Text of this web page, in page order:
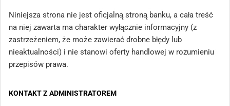
Niniejsza strona nie jest oficjalną stroną banku, a cała treść
na niej zawarta ma charakter wyłącznie informacyjny (z
zastrzeżeniem, że może zawierać drobne błędy lub
nieaktualności) i nie stanowi oferty handlowej w rozumieniu
przepisów prawa.
KONTAKT Z ADMINISTRATOREM